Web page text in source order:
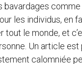
bavardages
les individus, en
le monde, et
Un article est
calomniée